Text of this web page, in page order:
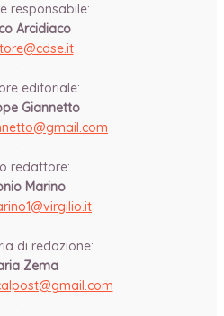
responsabile:
Arcidiaco
editoriale:
Giannetto
redattore:
Marino
di redazione:
Zema
gmail.com